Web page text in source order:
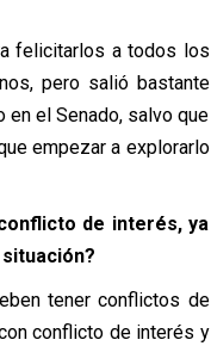
felicitarlos a todos los
pero salió bastante
el Senado, salvo que
empezar a explorarlo
de interés, ya
tener conflictos de
conflicto de interés y